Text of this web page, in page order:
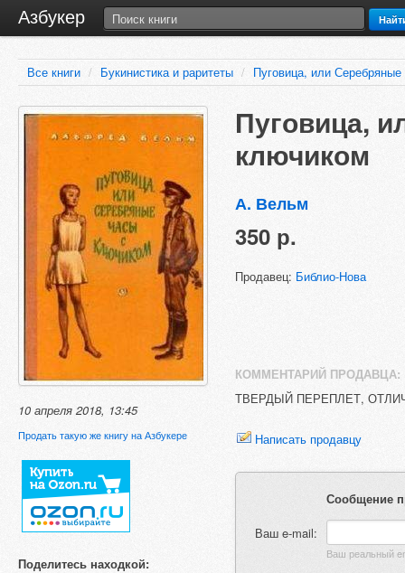
Азбукер
Все книги / Букинистика и раритеты / Пуговица, или
10 апреля 2018, 13:45
Продать такую же книгу на Азбукере
Поделитесь находкой:
Пуговица,
ключиком
А. Вельм
350 р.
Продавец: Библио-Нова
КОММЕНТАРИЙ ПРОДАВЦА:
ТВЕРДЫЙ ПЕРЕПЛЕТ,
Написать продавцу
Сообщение
Ваш e-mail: